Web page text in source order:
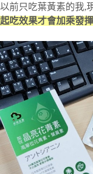
以前只吃葉黃素的我,
起吃效果才會加乘發揮